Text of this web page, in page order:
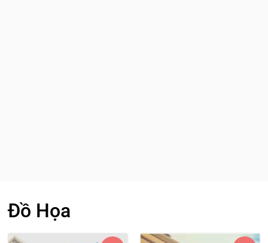
Đồ Họa